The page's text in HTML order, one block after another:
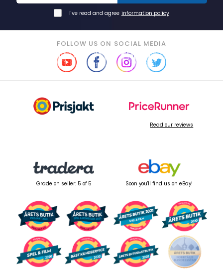
I've read and agree information policy
FOLLOW US ON SOCIAL MEDIA
Read our reviews
Grade on seller: 5 of 5 Soon you'll find us on eBay!